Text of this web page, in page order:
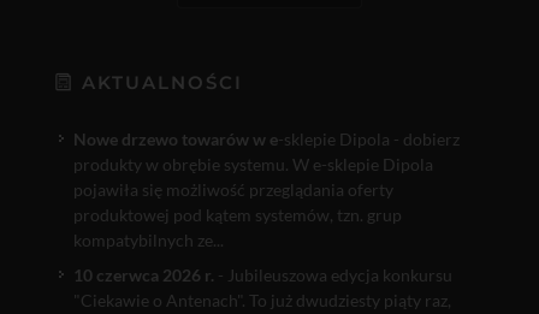
AKTUALNOŚCI
Nowe drzewo towarów w e-sklepie Dipola - dobierz
produkty w obrębie systemu. W e-sklepie Dipola
pojawiła się możliwość przeglądania oferty
produktowej pod kątem systemów, tzn. grup
kompatybilnych ze...
10 czerwca 2026 r. - Jubileuszowa edycja konkursu
"Ciekawie o Antenach". To już dwudziesty piąty raz,